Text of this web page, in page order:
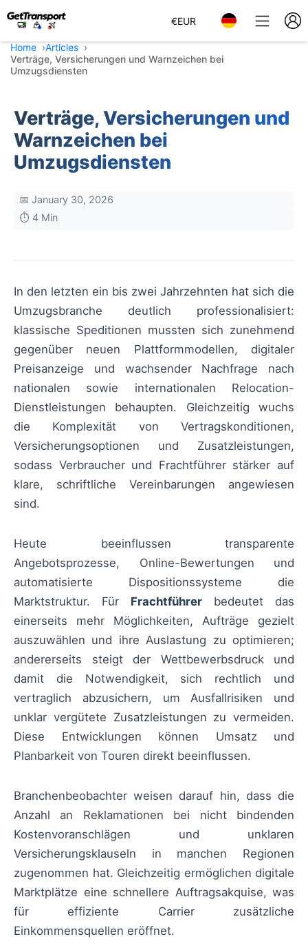
€EUR
Home
Articles
Verträge, Versicherungen und Warnzeichen bei
Umzugsdiensten
Verträge, Versicherungen und
Warnzeichen bei
Umzugsdiensten
📅 January 30, 2026
⏱️ 4 Min
In den letzten ein bis zwei Jahrzehnten hat sich die
Umzugsbranche deutlich professionalisiert:
klassische Speditionen mussten sich zunehmend
gegenüber neuen Plattformmodellen, digitaler
Preisanzeige und wachsender Nachfrage nach
nationalen sowie internationalen Relocation-
Dienstleistungen behaupten. Gleichzeitig wuchs
die Komplexität von Vertragskonditionen,
Versicherungsoptionen und Zusatzleistungen,
sodass Verbraucher und Frachtführer stärker auf
klare, schriftliche Vereinbarungen angewiesen
sind.
Heute beeinflussen transparente
Angebotsprozesse, Online-Bewertungen und
automatisierte Dispositionssysteme die
Marktstruktur. Für Frachtführer bedeutet das
einerseits mehr Möglichkeiten, Aufträge gezielt
auszuwählen und ihre Auslastung zu optimieren;
andererseits steigt der Wettbewerbsdruck und
damit die Notwendigkeit, sich rechtlich und
vertraglich abzusichern, um Ausfallrisiken und
unklar vergütete Zusatzleistungen zu vermeiden.
Diese Entwicklungen können Umsatz und
Planbarkeit von Touren direkt beeinflussen.
Branchenbeobachter weisen darauf hin, dass die
Anzahl an Reklamationen bei nicht bindenden
Kostenvoranschlägen und unklaren
Versicherungsklauseln in manchen Regionen
zugenommen hat. Gleichzeitig ermöglichen digitale
Marktplätze eine schnellere Auftragsakquise, was
für effiziente Carrier zusätzliche
Einkommensquellen eröffnet.